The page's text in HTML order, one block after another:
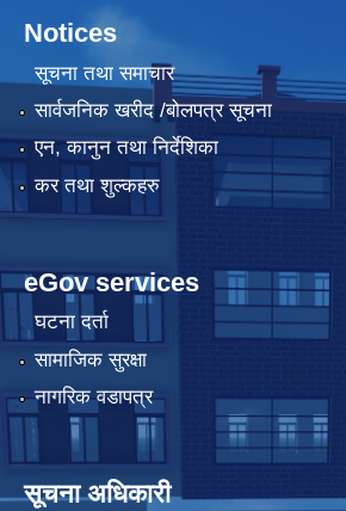
Notices
सूचना तथा समाचार
सार्वजनिक खरीद /बोलपत्र सूचना
एन, कानुन तथा निर्देशिका
कर तथा शुल्कहरु
eGov services
घटना दर्ता
सामाजिक सुरक्षा
नागरिक वडापत्र
सूचना अधिकारी